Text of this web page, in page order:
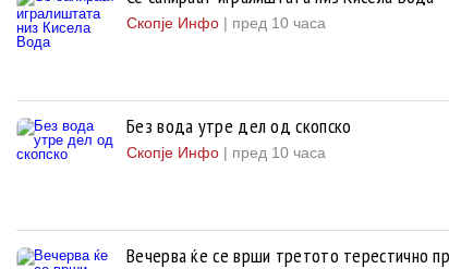
Скопје Инфо | пред 10 часа
Без вода утре дел од скопско
Скопје Инфо | пред 10 часа
Вечерва ќе се врши третото терестично